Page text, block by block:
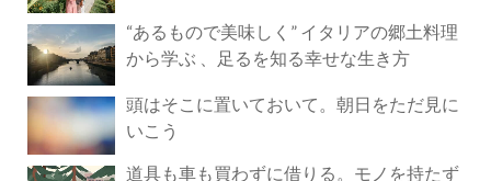
“あるもので美味しく” イタリアの郷土料理
から学ぶ 、足るを知る幸せな生き方
頭はそこに置いておいて。朝日をただ見に
いこう
道具も車も買わずに借りる。モノを持たず